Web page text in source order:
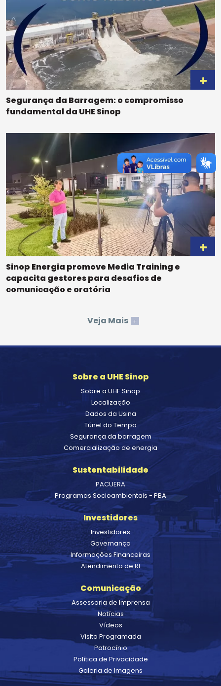
Segurança da Barragem: o compromisso
fundamental da UHE Sinop
Sinop Energia promove Media Training e
capacita gestores para desafios de
comunicação e oratória
Veja Mais +
Sobre a UHE Sinop
Sobre a UHE Sinop
Localização
Dados da Usina
Túnel do Tempo
Segurança da barragem
Comercialização de energia
Sustentabilidade
PACUERA
Programas Socioambientais - PBA
Investidores
Investidores
Governança
Informações Financeiras
Atendimento de RI
Comunicação
Assessoria de Imprensa
Notícias
Vídeos
Visita Programada
Patrocínio
Política de Privacidade
Galeria de Imagens